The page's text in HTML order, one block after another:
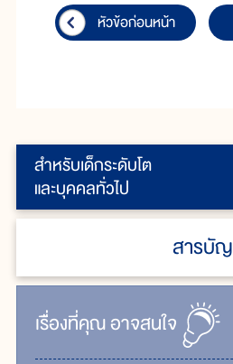
สำหรับเด็กระดับโต
และบุคคลทั่วไป
สารบัญ
เรื่ิองที่คุณอาจสนใจ
หัวข้อก่อนหน้า